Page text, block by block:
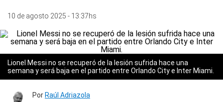
10 de agosto 2025 - 13:37hs
Lionel Messi no se recuperó de la lesión sufrida hace una
semana y será baja en el partido entre Orlando City e Inter Miami.
Por Raúl Adriazola